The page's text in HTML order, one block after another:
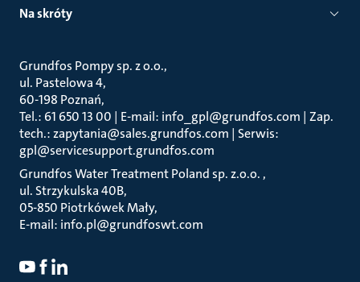
Na skróty
Grundfos Pompy sp. z o.o.
ul. Pastelowa 4
60-198 Poznań
Tel.: 61 650 13 00 | E-mail: info_gpl@grundfos.com | Zap.
tech.: zapytania@sales.grundfos.com | Serwis:
gpl@servicesupport.grundfos.com
Grundfos Water Treatment Poland sp. z.o.o.
ul. Strzykulska 40B
05-850 Piotrkówek Mały
E-mail: info.pl@grundfoswt.com